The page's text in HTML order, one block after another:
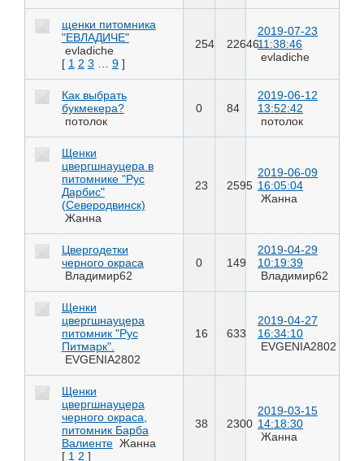
щенки питомника
"ЕВЛАДИЧЕ"
evladiche
[ 1 2 3 9 ]
254 22646
2019-07-23
11:38:46
evladiche
Как выбрать
букмекера?
потолок
0 84
2019-06-12
13:52:42
потолок
Щенки
цвергшнауцера в
питомнике "Рус
Дарбис"
(Северодвинск)
Жанна
23 2595
2019-06-09
16:05:04
Жанна
Цвергодетки
черного окраса
Владимир62
0 149
2019-04-29
10:19:39
Владимир62
Щенки
цвергшнауцера
питомник "Рус
Питмарк".
EVGENIA2802
16 633
2019-04-27
16:34:10
EVGENIA2802
Щенки
цвергшнауцера
черного окраса,
питомник Барба
Валиенте Жанна
[ 1 2 ]
38 2300
2019-03-15
14:18:30
Жанна